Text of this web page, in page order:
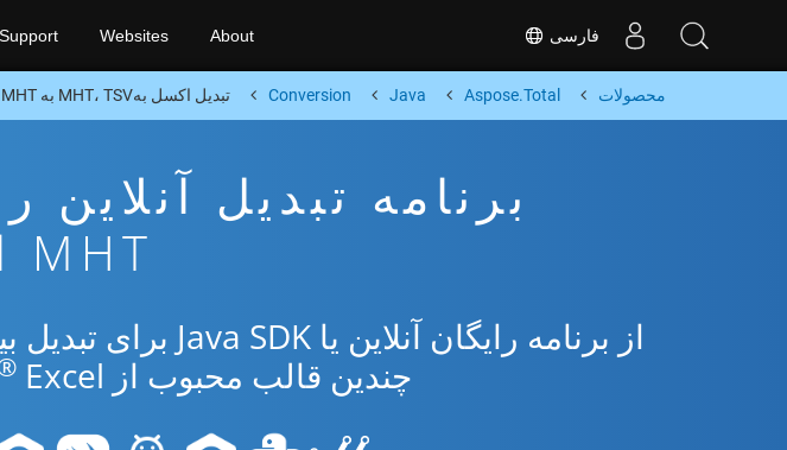
فارسی Support Websites About
محصولات Aspose.Total
Java
Conversion تبدیل اکسل بهMHT، TSV به MHT مبدل رایگان یا Java SDK
MHT از طریق Java
چندین قالب محبوب از Microsoft Excel استفاده کنید.